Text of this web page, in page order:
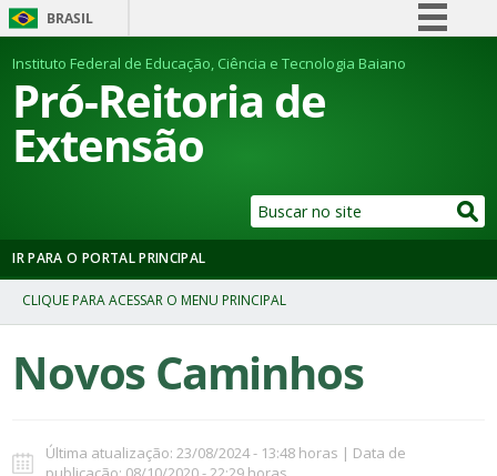
BRASIL
Simplifique!
Comunica BR
Legislação
Canais
Instituto Federal de Educação, Ciência e Tecnologia Baiano
Pró-Reitoria de
Extensão
IR PARA O PORTAL PRINCIPAL
Novos Caminhos
Última atualização: 23/08/2024 - 13:48 horas | Data de